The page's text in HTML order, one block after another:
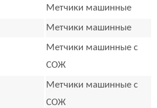
Метчики машинные
Метчики машинные
Метчики машинные с
СОЖ
Метчики машинные с
СОЖ